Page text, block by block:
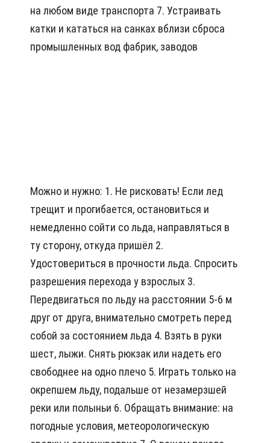
на любом виде транспорта 7. Устраивать
катки и кататься на санках вблизи сброса
промышленных вод фабрик, заводов
Можно и нужно: 1. Не рисковать! Если лед
трещит и прогибается, остановиться и
немедленно сойти со льда, направляться в
ту сторону, откуда пришёл 2.
Удостовериться в прочности льда. Спросить
разрешения перехода у взрослых 3.
Передвигаться по льду на расстоянии 5-6 м
друг от друга, внимательно смотреть перед
собой за состоянием льда 4. Взять в руки
шест, лыжи. Снять рюкзак или надеть его
свободнее на одно плечо 5. Играть только на
окрепшем льду, подальше от незамерзшей
реки или полыньи 6. Обращать внимание: на
погодные условия, метеорологическую